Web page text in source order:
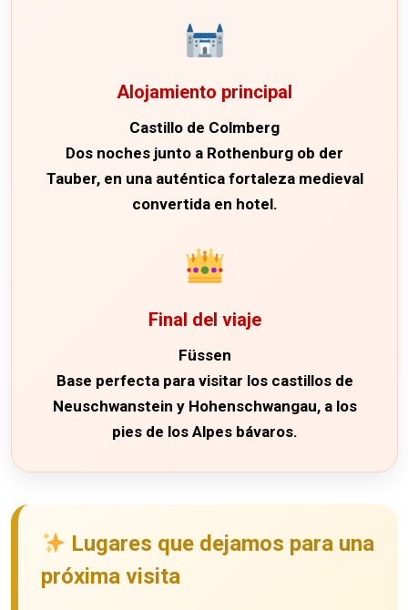
Alojamiento principal
Castillo de Colmberg
Dos noches junto a Rothenburg ob der
Tauber, en una auténtica fortaleza medieval
convertida en hotel.
Final del viaje
Füssen
Base perfecta para visitar los castillos de
Neuschwanstein y Hohenschwangau, a los
pies de los Alpes bávaros.
Lugares que dejamos para una
próxima visita